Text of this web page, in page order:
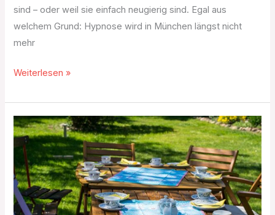
sind – oder weil sie einfach neugierig sind. Egal aus
welchem Grund: Hypnose wird in München längst nicht
mehr
Weiterlesen »
Schöne
Gartenfeste
feiern